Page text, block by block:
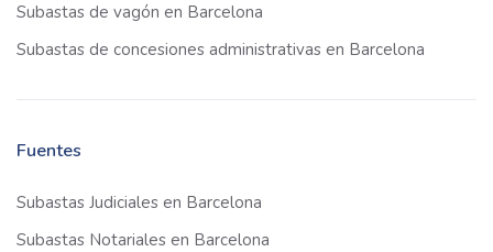
Subastas de vagón en Barcelona
Subastas de concesiones administrativas en Barcelona
Fuentes
Subastas Judiciales en Barcelona
Subastas Notariales en Barcelona